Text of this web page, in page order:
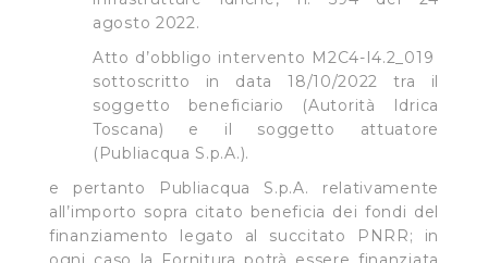
agosto 2022.
Atto d’obbligo intervento M2C4-I4.2_019
sottoscritto in data 18/10/2022 tra il
soggetto beneficiario (Autorità Idrica
Toscana) e il soggetto attuatore
(Publiacqua S.p.A.).
e pertanto Publiacqua S.p.A. relativamente
all’importo sopra citato beneficia dei fondi del
finanziamento legato al succitato PNRR; in